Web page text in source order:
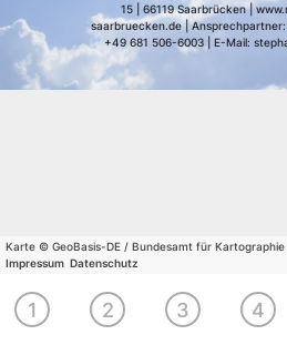
15 | 66119 Saarbrücken |
saarbruecken.de |
+49 681 506-6003 | E-Mail:
Karte © GeoBasis-DE / Bundesamt für Kartographie
Impressum Datenschutz
1
Ihren 2
Wählen
Sie Ihr
Gebäude
3
berechnen
4